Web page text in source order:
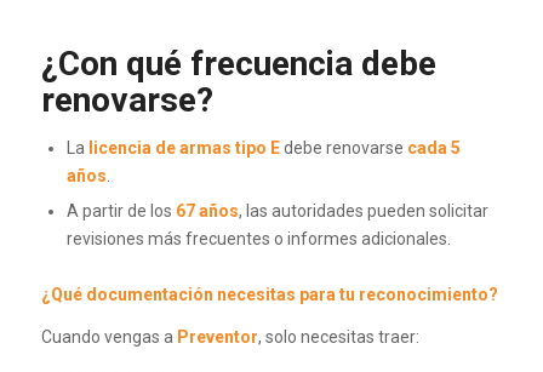
¿Con qué frecuencia debe
renovarse?
La licencia de armas tipo Edebe renovarse cada 5
años.
A partir de los 67 años, las autoridades pueden solicitar
revisiones más frecuentes o informes adicionales.
¿Qué documentación necesitas para tu reconocimiento?
Cuando vengas a Preventor, solo necesitas traer: